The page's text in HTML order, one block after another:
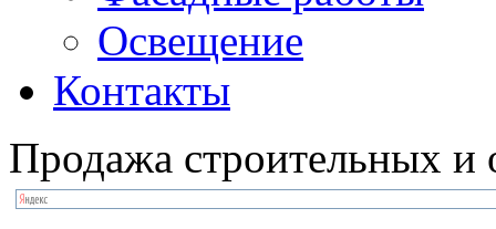
Освещение
Контакты
Продажа строительных и